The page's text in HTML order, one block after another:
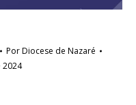
PorDiocese de Nazaré
2024